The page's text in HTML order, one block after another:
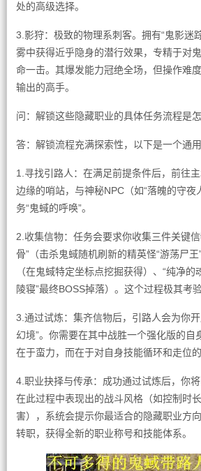
处的高级选择。
3.影狩：极致的物理系刺客。拥有“鬼影迷
雾中获得近乎隐身的潜行效果，专精于对
命一击。其爆发能力冠绝全场，但操作难
输出的高手。
问：解锁这些隐藏职业的具体任务流程是怎
答：解锁流程充满探索性，以下是一个通用
1.寻找引路人：在满足前提条件后，前往
边缘的哨站，与神秘NPC（如“落魄的守夜
务“鬼蜮的呼唤”。
2.收集信物：任务会要求你收集三件关键
骨”（击杀鬼蜮随机刷新的精英怪“游荡尸王
（在鬼蜮特定坐标点挖掘获得）、“纯净的
陵寝”最终BOSS掉落）。这个过程极其考
3.通过试炼：集齐信物后，引路人会为你
幻境”。你需要在其中战胜一个强化版的自
在于蛮力，而在于对自身技能循环和走位的
4.职业抉择与传承：成功通过试炼后，你
在此过程中表现出的战斗风格（如控制时
害），系统会提示你最适合的隐藏职业方
转职，获得全新的职业称号和技能体系。